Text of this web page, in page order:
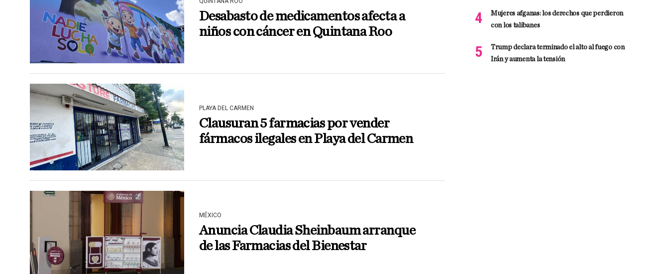
Desabasto de medicamentos afecta a
niños con cáncer en Quintana Roo
PLAYA DEL CARMEN
Clausuran 5 farmacias por vender
fármacos ilegales en Playa del Carmen
MÉXICO
Anuncia Claudia Sheinbaum arranque
de las Farmacias del Bienestar
Mujeres afganas: los derechos que perdieron
con los talibanes
Trump declara terminado el alto al fuego con
Irán y aumenta la tensión